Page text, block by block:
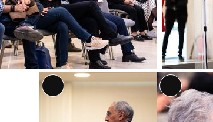
Αναλυτική
Αναλυτική
Περιγραφή